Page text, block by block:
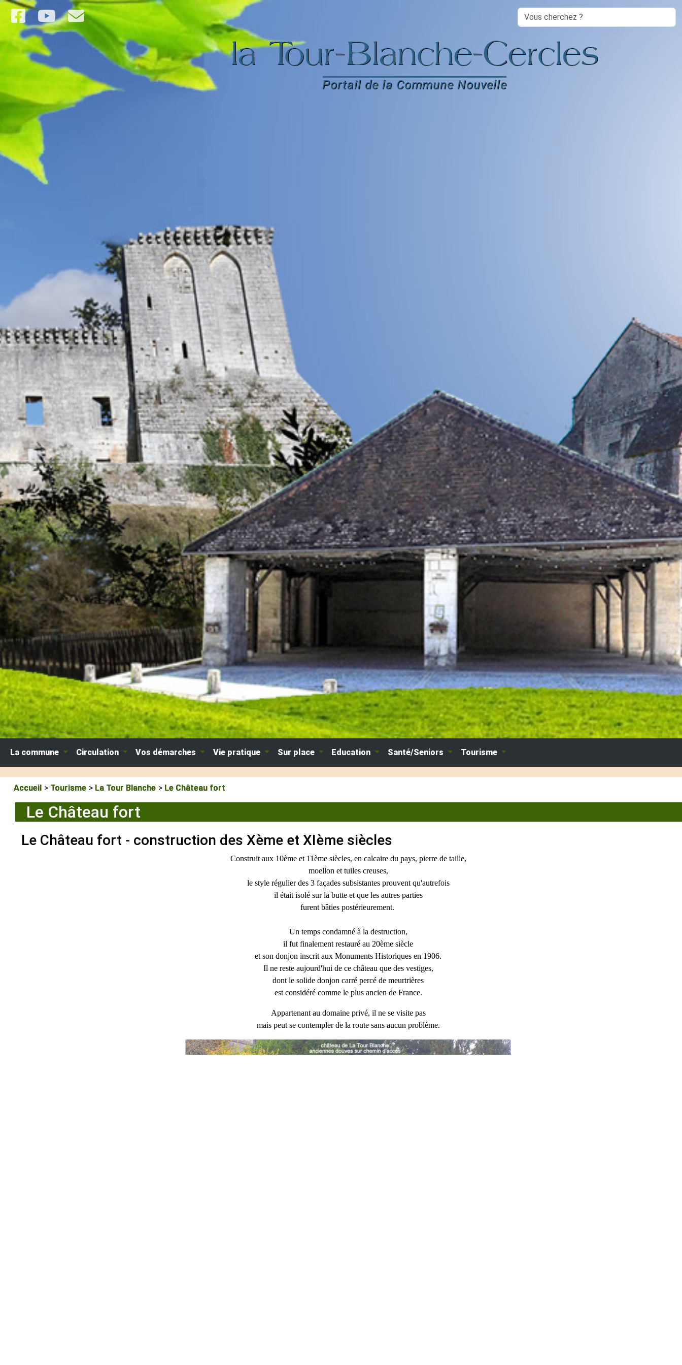
Search
la Tour-Blanche-Cercles
Portail de la Commune Nouvelle
La commune Circulation Vos démarches Vie pratique Sur place Education Santé/Seniors Tourisme
Accueil Tourisme La Tour Blanche Le Château fort
Le Château fort
Le Château fort - construction des Xème et XIème siècles
Construit aux 10ème et 11ème siècles, en calcaire du pays, pierre de taille,
moellon et tuiles creuses,
le style régulier des 3 façades subsistantes prouvent qu'autrefois
il était isolé sur la butte et que les autres parties
furent bâties postérieurement.
Un temps condamné à la destruction,
il fut finalement restauré au 20ème siècle
et son donjon inscrit aux Monuments Historiques en 1906.
Il ne reste aujourd'hui de ce château que des vestiges,
dont le solide donjon carré percé de meurtrières
est considéré comme le plus ancien de France.
Appartenant au domaine privé, il ne se visite pas
mais peut se contempler de la route sans aucun problème.